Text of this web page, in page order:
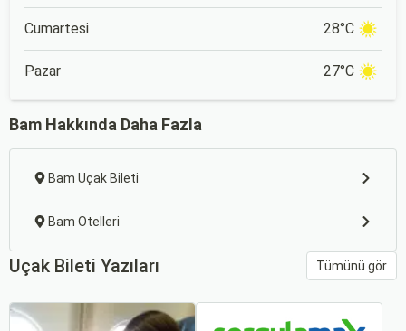
Cumartesi 28°C
Pazar 27°C
Bam Hakkında Daha Fazla
Bam Uçak Bileti
Bam Otelleri
Uçak Bileti Yazıları Tümünü gör